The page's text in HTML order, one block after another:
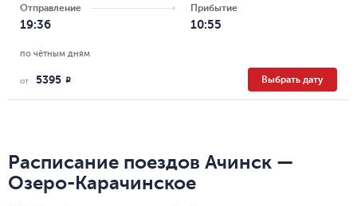
Отправление
19:36
Прибытие
10:55
по чётным дням
от 5395 R Выбрать дату
Расписание поездов Ачинск —
Озеро-Карачинское